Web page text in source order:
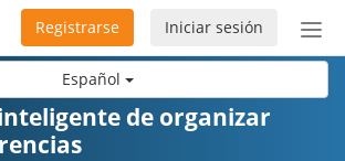
Español
de
Iniciar sesión
Registrarse
de organizar